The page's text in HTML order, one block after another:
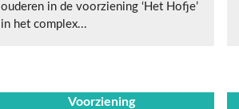
ouderen in de voorziening ‘Het Hofje’
in het complex...
Voorziening